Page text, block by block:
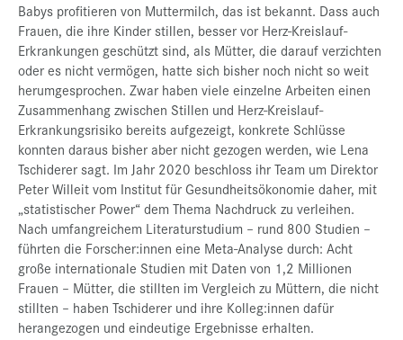
Babys profitieren von Muttermilch, das ist bekannt. Dass auch
Frauen, die ihre Kinder stillen, besser vor Herz-Kreislauf-
Erkrankungen geschützt sind, als Mütter, die darauf verzichten
oder es nicht vermögen, hatte sich bisher noch nicht so weit
herumgesprochen. Zwar haben viele einzelne Arbeiten einen
Zusammenhang zwischen Stillen und Herz-Kreislauf-
Erkrankungsrisiko bereits aufgezeigt, konkrete Schlüsse
konnten daraus bisher aber nicht gezogen werden, wie Lena
Tschiderer sagt. Im Jahr 2020 beschloss ihr Team um Direktor
Peter Willeit vom Institut für Gesundheitsökonomie daher, mit
„statistischer Power“ dem Thema Nachdruck zu verleihen.
Nach umfangreichem Literaturstudium – rund 800 Studien –
führten die Forscher:innen eine Meta-Analyse durch: Acht
große internationale Studien mit Daten von 1,2 Millionen
Frauen – Mütter, die stillten im Vergleich zu Müttern, die nicht
stillten – haben Tschiderer und ihre Kolleg:innen dafür
herangezogen und eindeutige Ergebnisse erhalten.